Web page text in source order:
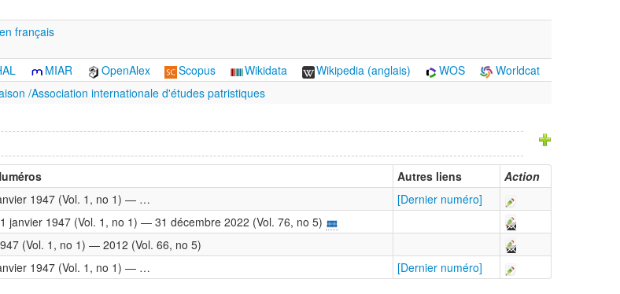
français
MIAR OpenAlex Scopus Wikidata Wikipedia (anglais) WOS
Worldcat
/Association internationale d'études patristiques
Autres liens
Action
1947 (Vol. 1, no 1) — …
[Dernier numéro]
janvier 1947 (Vol. 1, no 1) — 31 décembre 2022 (Vol. 76, no 5)
(Vol. 1, no 1) — 2012 (Vol. 66, no 5)
1947 (Vol. 1, no 1) — … [Dernier numéro]